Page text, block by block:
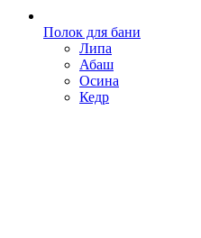
Полок для бани
Липа
Абаш
Осина
Кедр